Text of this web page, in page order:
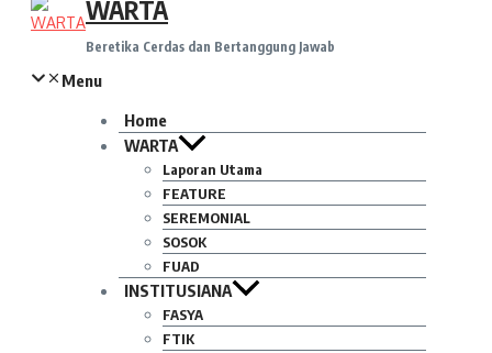
WARTA
Beretika Cerdas dan Bertanggung Jawab
Menu
Home
WARTA
Laporan Utama
FEATURE
SEREMONIAL
SOSOK
FUAD
INSTITUSIANA
FASYA
FTIK